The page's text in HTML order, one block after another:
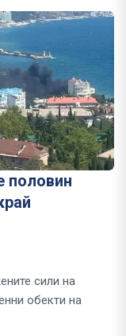
половин
сили на
обекти на